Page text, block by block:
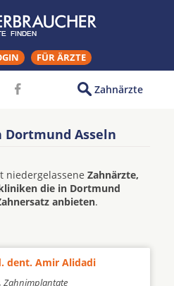
FÜR ÄRZTE
Zahnärzte
Asseln
niedergelassene Zahnärzte,
die in Dortmund
anbieten.
dent. Amir Alidadi
Zahnimplantate